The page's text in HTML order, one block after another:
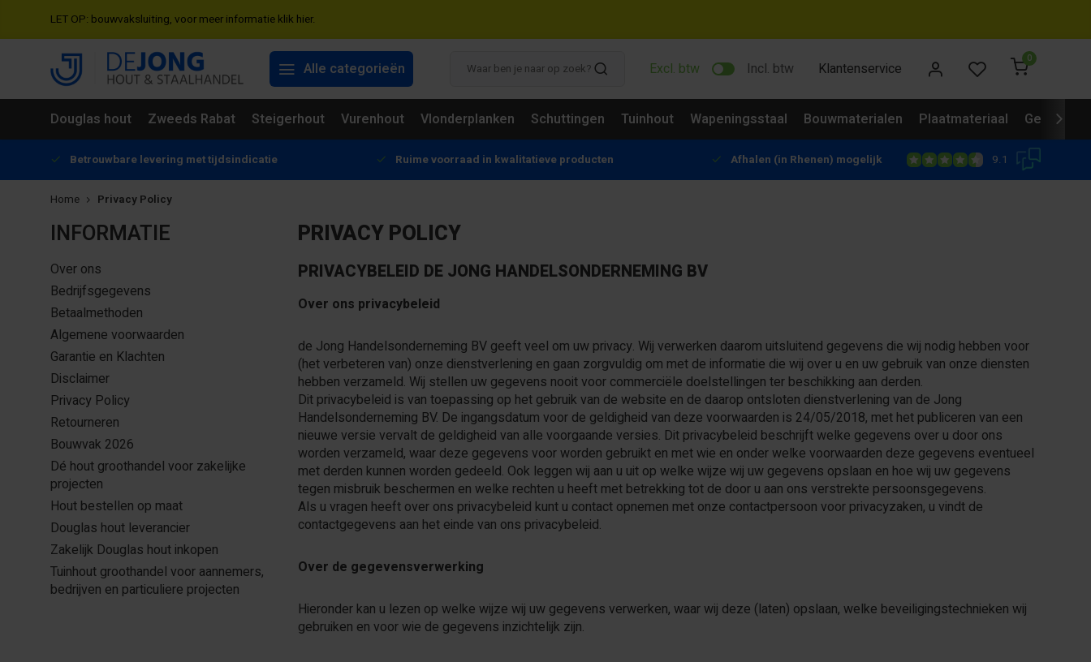
LET OP: bouwvaksluiting, voor meer informatie klik hier.
Alle categorieën Excl. btw Incl. btw Klantenservice
0
Douglas hout Zweeds Rabat Steigerhout Vurenhout Vlonderplanken Schuttingen Tuinhout Wapeningsstaal Bouwmaterialen Plaatmateriaal
Betrouwbare levering met tijdsindicatie Ruime voorraad in kwalitatieve producten Afhalen (in Rhenen) mogelijk 9.1
Home Privacy Policy
INFORMATIE
Over ons
Bedrijfsgegevens
Betaalmethoden
Algemene voorwaarden
Garantie en Klachten
Disclaimer
Privacy Policy
Retourneren
Bouwvak 2026
Dé hout groothandel voor zakelijke
projecten
Hout bestellen op maat
Douglas hout leverancier
Zakelijk Douglas hout inkopen
Tuinhout groothandel voor aannemers,
bedrijven en particuliere projecten
PRIVACY POLICY
PRIVACYBELEID DE JONG HANDELSONDERNEMING BV
Over ons privacybeleid
de Jong Handelsonderneming BV geeft veel om uw privacy. Wij verwerken daarom uitsluitend gegevens die wij nodig hebben voor
(het verbeteren van) onze dienstverlening en gaan zorgvuldig om met de informatie die wij over u en uw gebruik van onze diensten
hebben verzameld. Wij stellen uw gegevens nooit voor commerciële doelstellingen ter beschikking aan derden.
Dit privacybeleid is van toepassing op het gebruik van de website en de daarop ontsloten dienstverlening van de Jong
Handelsonderneming BV. De ingangsdatum voor de geldigheid van deze voorwaarden is 24/05/2018, met het publiceren van een
nieuwe versie vervalt de geldigheid van alle voorgaande versies. Dit privacybeleid beschrijft welke gegevens over u door ons
worden verzameld, waar deze gegevens voor worden gebruikt en met wie en onder welke voorwaarden deze gegevens eventueel
met derden kunnen worden gedeeld. Ook leggen wij aan u uit op welke wijze wij uw gegevens opslaan en hoe wij uw gegevens
tegen misbruik beschermen en welke rechten u heeft met betrekking tot de door u aan ons verstrekte persoonsgegevens.
Als u vragen heeft over ons privacybeleid kunt u contact opnemen met onze contactpersoon voor privacyzaken, u vindt de
contactgegevens aan het einde van ons privacybeleid.
Over de gegevensverwerking
Hieronder kan u lezen op welke wijze wij uw gegevens verwerken, waar wij deze (laten) opslaan, welke beveiligingstechnieken wij
gebruiken en voor wie de gegevens inzichtelijk zijn.